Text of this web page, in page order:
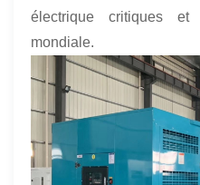
électrique critiques
mondiale.